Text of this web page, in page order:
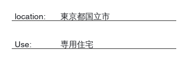
東京都国立市
location:
専用住宅
Use: